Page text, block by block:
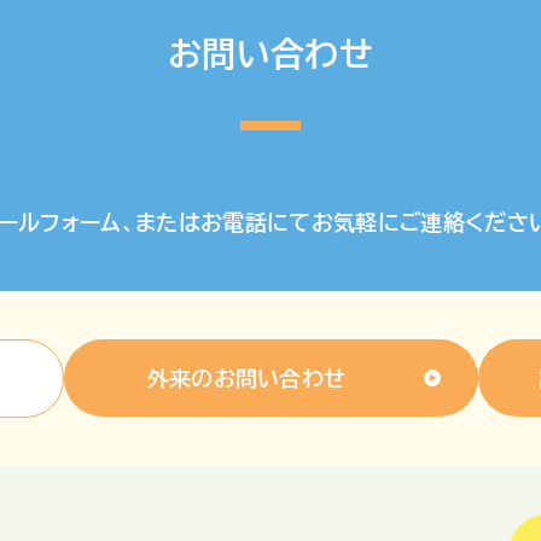
お問い合わせ
ルフォーム、またはお電話にてお気軽にご連絡くださ
外来のお問い合わせ